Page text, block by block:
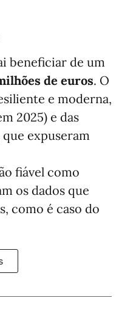
beneficiar de um
de euros. O
e moderna,
2025) e das
expuseram
fiável como
os dados que
como é caso do